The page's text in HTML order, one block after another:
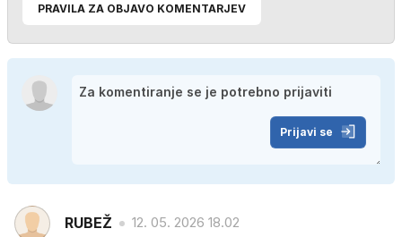
PRAVILA ZA OBJAVO KOMENTARJEV
Prijavi se
RUBEŽ 12. 05. 2026 18.02